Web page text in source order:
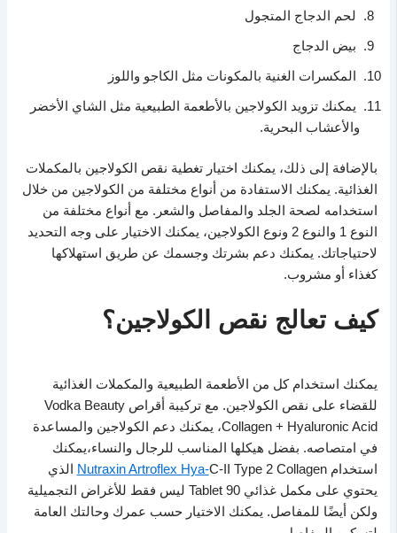
لحم الدجاج المتجول
بيض الدجاج
المكسرات الغنية بالمكونات مثل الكاجو واللوز
يمكنك تزويد الكولاجين بالأطعمة الطبيعية مثل الشاي الأخضر
والأعشاب البحرية.
بالإضافة إلى ذلك، يمكنك اختيار تغطية نقص الكولاجين بالمكملات
الغذائية. يمكنك الاستفادة من أنواع مختلفة من الكولاجين من خلال
استخدامه لصحة الجلد والمفاصل والشعر. مع أنواع مختلفة من
النوع 1 والنوع 2 ونوع الكولاجين، يمكنك الاختيار على وجه التحديد
لاحتياجاتك. يمكنك دعم بشرتك وجسمك عن طريق استهلاكها
كغذاء أو مشروب.
كيف تعالج نقص الكولاجين؟
يمكنك استخدام كل من الأطعمة الطبيعية والمكملات الغذائية
للقضاء على نقص الكولاجين. مع تركيبة أقراص Vodka Beauty
Collagen + Hyaluronic Acid، يمكنك دعم الكولاجين والمساعدة
في امتصاصه. بفضل هيكلها المناسب للرجال والنساء،يمكنك
استخدام
Nutraxin Artroflex Hya- C-II Type 2 Collagen الذي
يحتوي على مكمل غذائي 90 Tablet ليس فقط للأغراض التجميلية
ولكن أيضًا للمفاصل. يمكنك الاختيار حسب عمرك وحالتك العامة